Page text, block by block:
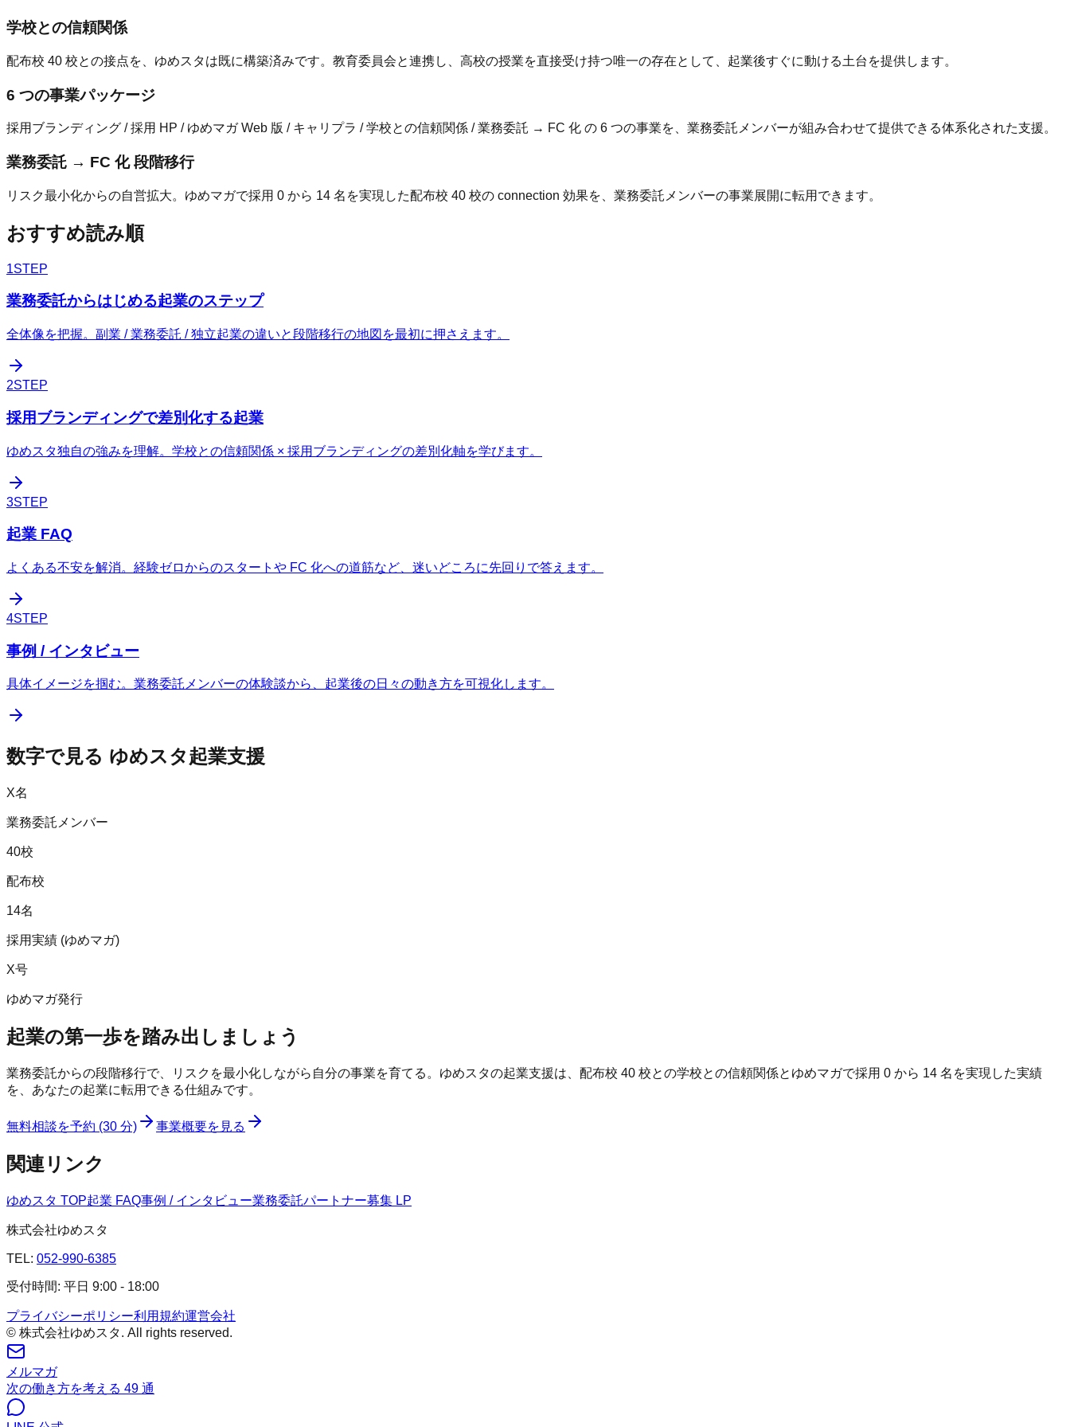
学校との信頼関係
配布校 40 校との接点を、ゆめスタは既に構築済みです。教育委員会と連携し、高校の授業を直接受け持つ唯一の存在として、起業後すぐに動ける土台を提供します。
6 つの事業パッケージ
採用ブランディング / 採用 HP / ゆめマガ Web 版 / キャリプラ / 学校との信頼関係 / 業務委託 → FC 化 の 6 つの事業を、業務委託メンバーが組み合わせて提供できる体系化された支援。
業務委託 → FC 化 段階移行
リスク最小化からの自営拡大。ゆめマガで採用 0 から 14 名を実現した配布校 40 校の connection 効果を、業務委託メンバーの事業展開に転用できます。
おすすめ読み順
1STEP
業務委託からはじめる起業のステップ
全体像を把握。副業 / 業務委託 / 独立起業の違いと段階移行の地図を最初に押さえます。
2STEP
採用ブランディングで差別化する起業
ゆめスタ独自の強みを理解。学校との信頼関係 × 採用ブランディングの差別化軸を学びます。
3STEP
起業 FAQ
よくある不安を解消。経験ゼロからのスタートや FC 化への道筋など、迷いどころに先回りで答えます。
4STEP
事例 / インタビュー
具体イメージを掴む。業務委託メンバーの体験談から、起業後の日々の動き方を可視化します。
数字で見る ゆめスタ起業支援
X名
業務委託メンバー
40校
配布校
14名
採用実績 (ゆめマガ)
X号
ゆめマガ発行
起業の第一歩を踏み出しましょう
業務委託からの段階移行で、リスクを最小化しながら自分の事業を育てる。ゆめスタの起業支援は、配布校 40 校との学校との信頼関係とゆめマガで採用 0 から 14 名を実現した実績
を、あなたの起業に転用できる仕組みです。
無料相談を予約 (30 分) 事業概要を見る
関連リンク
ゆめスタ TOP起業 FAQ事例 / インタビュー業務委託パートナー募集 LP
株式会社ゆめスタ
TEL: 052-990-6385
受付時間: 平日 9:00 - 18:00
プライバシーポリシー利用規約運営会社
© 株式会社ゆめスタ. All rights reserved.
メルマガ
次の働き方を考える 49 通